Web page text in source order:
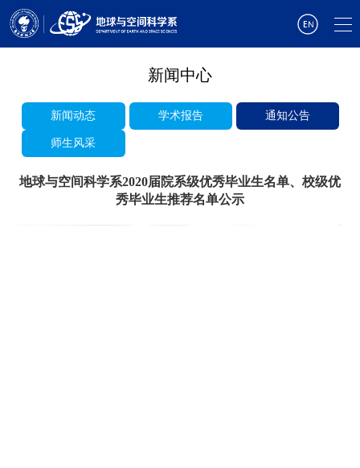
新闻中心
新闻动态 学术报告 通知公告
师生风采
地球与空间科学系2020届院系级优秀毕业生名单、校级优
秀毕业生推荐名单公示